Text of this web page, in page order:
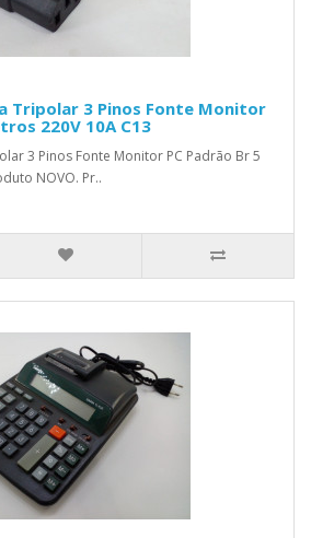
Tripolar 3 Pinos Fonte Monitor
220V 10A C13
3 Pinos Fonte Monitor PC Padrão Br 5
NOVO. Pr..